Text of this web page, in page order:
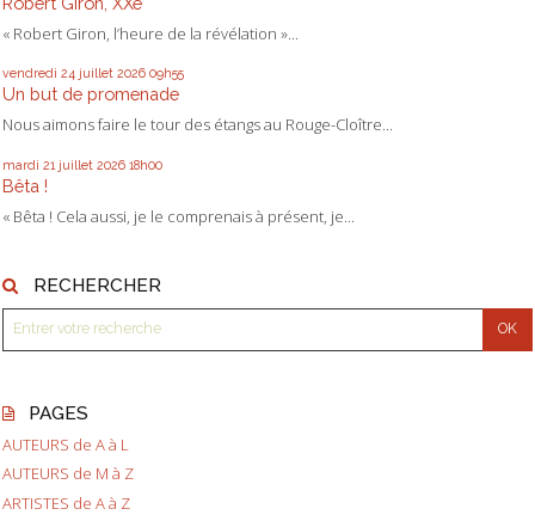
« Robert Giron, l’heure de la révélation »...
vendredi 24 juillet 2026 09h55
Un but de promenade
Nous aimons faire le tour des étangs au Rouge-Cloître...
mardi 21 juillet 2026 18h00
Bêta !
« Bêta ! Cela aussi, je le comprenais à présent, je...
RECHERCHER
PAGES
AUTEURS de A à L
AUTEURS de M à Z
ARTISTES de A à Z